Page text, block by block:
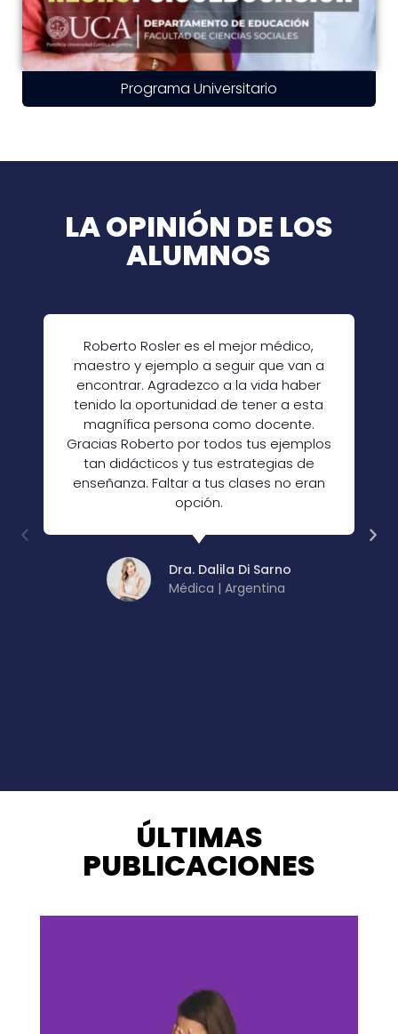
Programa Universitario
LA OPINIÓN DE LOS
ALUMNOS
Roberto Rosler es el mejor médico,
maestro y ejemplo a seguir que van a
encontrar. Agradezco a la vida haber
tenido la oportunidad de tener a esta
magnífica persona como docente.
Gracias Roberto por todos tus ejemplos
tan didácticos y tus estrategias de
enseñanza. Faltar a tus clases no eran
opción.
Dra. Dalila Di Sarno
Médica | Argentina
ÚLTIMAS
PUBLICACIONES